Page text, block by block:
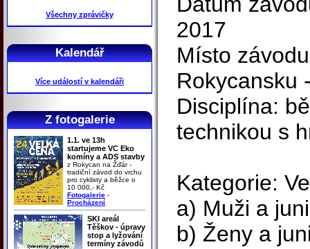
Všechny zprávičky
Kalendář
Více událostí v kalendáři
Z fotogalerie
1.1. ve 13h
startujeme VC Eko
komíny a ADS stavby
z Rokycan na Žďár -
tradiční závod do vrchu
pro cyklisty a běžce o
10 000,- Kč
Fotogalerie -
Procházení
SKI areál
Těškov - úpravy
stop a lyžování
termíny závodů
2017
Místo
Rokycansku
Disciplína:
technikou s
Kategorie:
a) Muži a
b) Ženy a